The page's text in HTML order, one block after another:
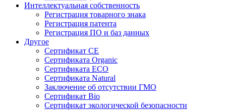
Интеллектуальная собственность
Регистрация товарного знака
Регистрация патента
Регистрация ПО и баз данных
Другое
Сертификат СЕ
Сертификата Organic
Сертификата ECO
Сертификата Natural
Заключение об отсутствии ГМО
Сертификат Bio
Сертификат экологической безопасности